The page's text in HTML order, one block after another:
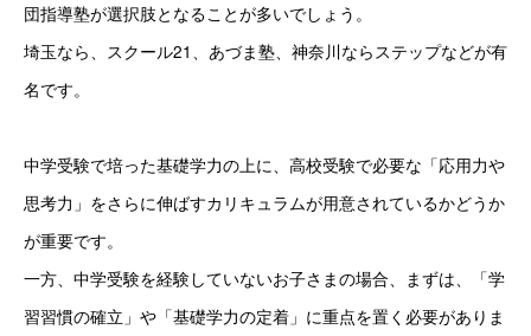
団指導塾が選択肢となることが多いでしょう。
埼玉なら、スクール21、あづま塾、神奈川ならステップなどが有
名です。
中学受験で培った基礎学力の上に、高校受験で必要な「応用力や
思考力」をさらに伸ばすカリキュラムが用意されているかどうか
が重要です。
一方、中学受験を経験していないお子さまの場合、まずは、「学
習習慣の確立」や「基礎学力の定着」に重点を置く必要がありま